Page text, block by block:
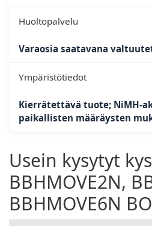
Huoltopalvelu
Varaosia saatavana
Ympäristötiedot
Kierrätettävä tuote; NiMH-
paikallisten määräysten
Usein kysytyt
BBHMOVE2N,
BBHMOVE6N